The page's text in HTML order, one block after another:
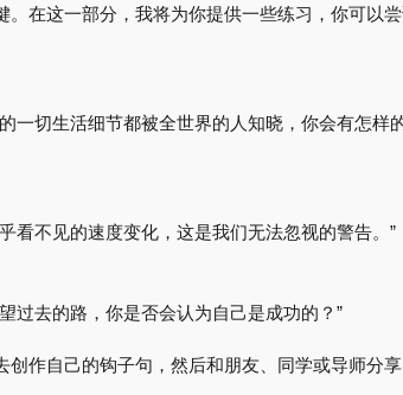
在这一部分，我将为你提供一些练习，你可以
一切生活细节都被全世界的人知晓，你会有怎样
看不见的速度变化，这是我们无法忽视的警告。”
过去的路，你是否会认为自己是成功的？”
作自己的钩子句，然后和朋友、同学或导师分